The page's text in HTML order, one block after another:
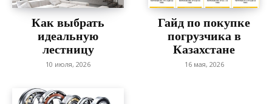
Как выбрать
идеальную
лестницу
10 июля, 2026
Гайд по покупке
погрузчика в
Казахстане
16 мая, 2026